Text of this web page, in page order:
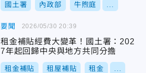
國土署 內政部 牛煦庭
要聞
租金補貼經費大變革！國土署：202
7年起回歸中央與地方共同分擔
租金補貼 租屋補貼 租金
2026/05/30 20:39